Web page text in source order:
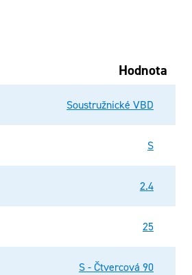
Hodnota
Soustružnické VBD
S
2.4
25
S - Čtvercová 90